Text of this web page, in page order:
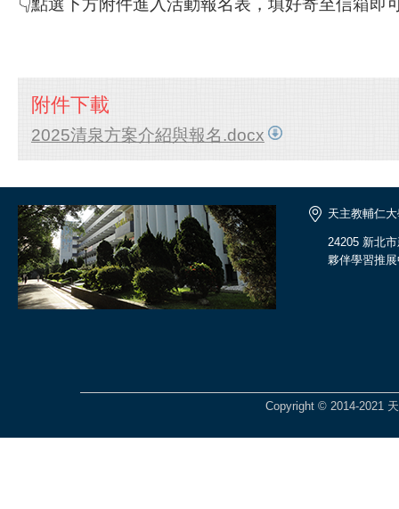
👇點選下方附件進入活動報名表，填好寄至信箱即
附件下載
2025清泉方案介紹與報名.docx
天主教輔仁
24205 新北
夥伴學習推
Copyright © 2014-2021